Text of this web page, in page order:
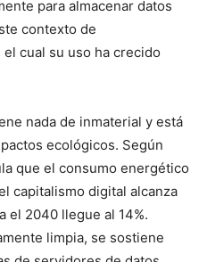
para almacenar datos
contexto de
cual su uso ha crecido
nada de inmaterial y está
ecológicos. Según
que el consumo energético
capitalismo digital alcanza
el 2040 llegue al 14%.
limpia, se sostiene